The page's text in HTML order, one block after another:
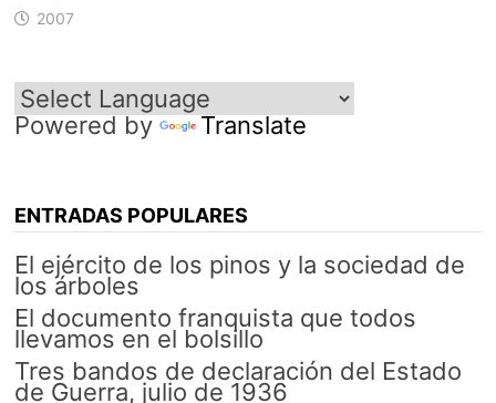
2007
Powered by Translate
ENTRADAS POPULARES
El ejército de los pinos y la sociedad de
los árboles
El documento franquista que todos
llevamos en el bolsillo
Tres bandos de declaración del Estado
de Guerra, julio de 1936